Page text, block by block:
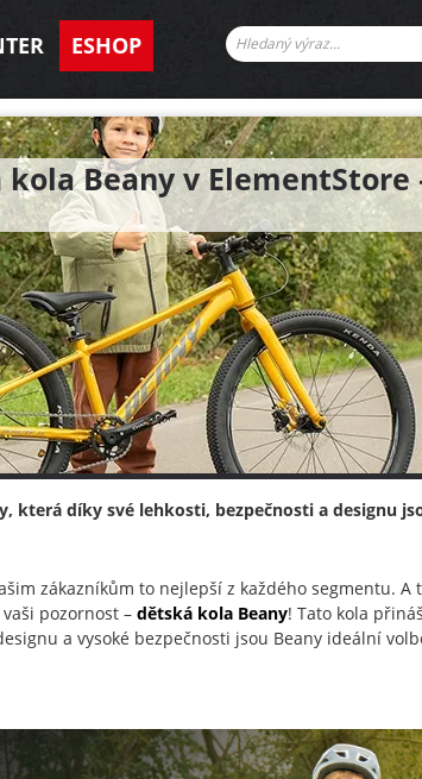
ESHOP
Beany v
která díky své lehkosti, bezpečnosti a designu
zákazníkům to nejlepší z každého segmentu. A
pozornost – dětská kola Beany! Tato kola
a vysoké bezpečnosti jsou Beany ideální